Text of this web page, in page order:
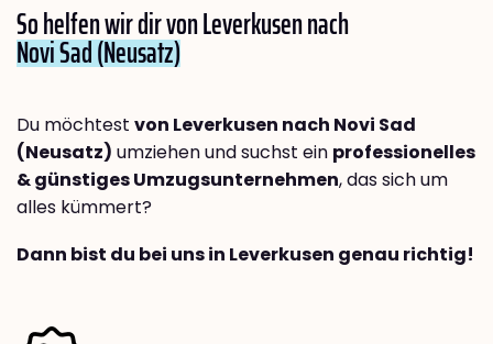
So helfen wir dir von Leverkusen nach
Novi Sad (Neusatz)
Du möchtest von Leverkusen nach Novi Sad
(Neusatz) umziehen und suchst ein professionelles
& günstiges Umzugsunternehmen, das sich um
alles kümmert?
Dann bist du bei uns in Leverkusen genau richtig!